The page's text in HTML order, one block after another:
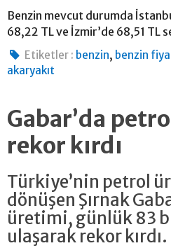
Benzin mevcut durumda
68,22 TL ve İzmir’de 68,51 TL
Etiketler : benzin, benzin
akaryakıt
Gabar’da
rekor kırdı
Türkiye’nin petrol
dönüşen Şırnak
üretimi, günlük 83
ulaşarak rekor kırdı.